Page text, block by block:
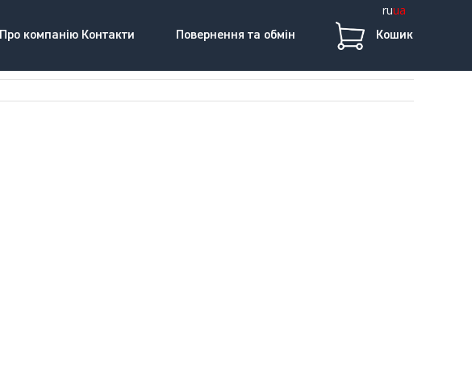
ruua
Про компанію Контакти Повернення та обмін Кошик